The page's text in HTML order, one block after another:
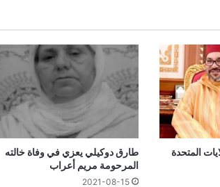
المتحدة
طارق دوكيلي يعزي في وفاة خالته
المرحومة مريم أعراب
2021-08-15